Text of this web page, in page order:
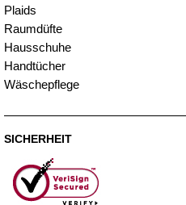
Plaids
Raumdüfte
Hausschuhe
Handtücher
Wäschepflege
SICHERHEIT